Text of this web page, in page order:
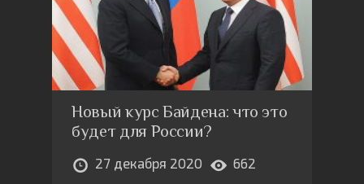
Новый курс Байдена: что это
будет для России?
27 декабря 2020
662